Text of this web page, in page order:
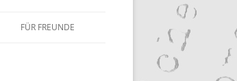
FÜR FREUNDE